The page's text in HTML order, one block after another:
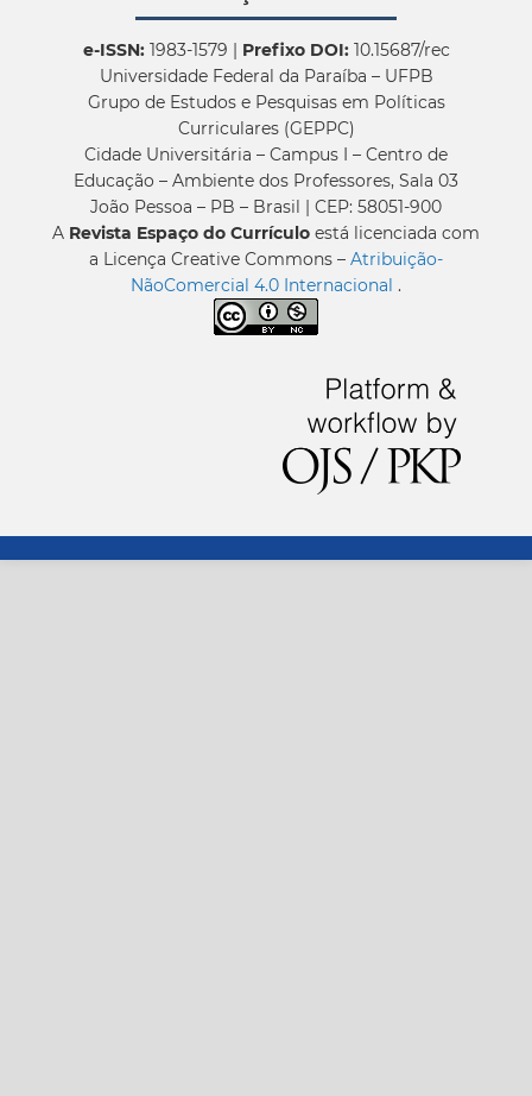
e-ISSN:1983-1579 | Prefixo DOI:10.15687/rec
Universidade Federal da Paraíba – UFPB
Grupo de Estudos e Pesquisas em Políticas
Curriculares (GEPPC)
Cidade Universitária – Campus I – Centro de
Educação – Ambiente dos Professores, Sala 03
João Pessoa – PB – Brasil | CEP: 58051-900
A Revista Espaço do Currículo está licenciada com
a Licença Creative Commons – Atribuição-
NãoComercial 4.0 Internacional .